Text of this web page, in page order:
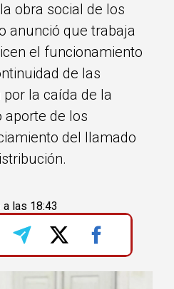
obra social de los
anunció que trabaja
el funcionamiento
de las
la caída de la
aporte de los
del llamado
las 18:43